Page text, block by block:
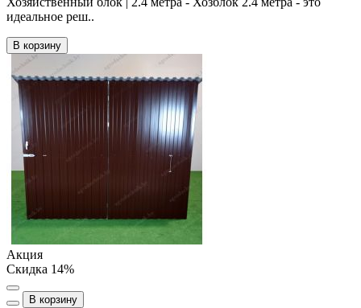
идеальное реш..
В корзину
Акция
Скидка 14%
В корзину